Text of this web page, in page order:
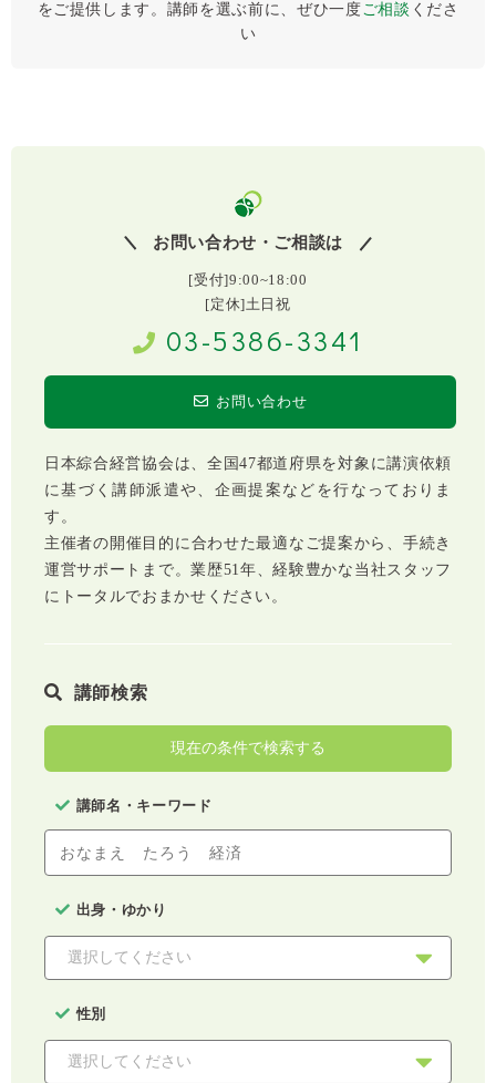
をご提供します。講師を選ぶ前に、ぜひ⼀度ご相談 くださ
い
お問い合わせ・ご相談は
[受付]9:00~18:00
[定休]土日祝
03-5386-3341
お問い合わせ
日本綜合経営協会は、全国47都道府県を対象に講演依頼
に基づく講師派遣や、企画提案などを行なっておりま
す。
主催者の開催目的に合わせた最適なご提案から、手続き
運営サポートまで。業歴51年、経験豊かな当社スタッフ
にトータルでおまかせください。
講師検索
現在の条件で検索する
講師名・キーワード
出身・ゆかり
性別